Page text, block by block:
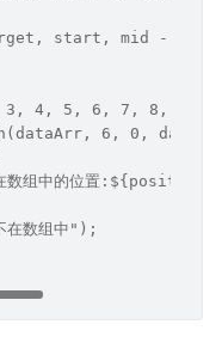
start, mid - 1);
3, 4, 5, 6, 7, 8, 9];
6, 0,
组中的位置
数组中");